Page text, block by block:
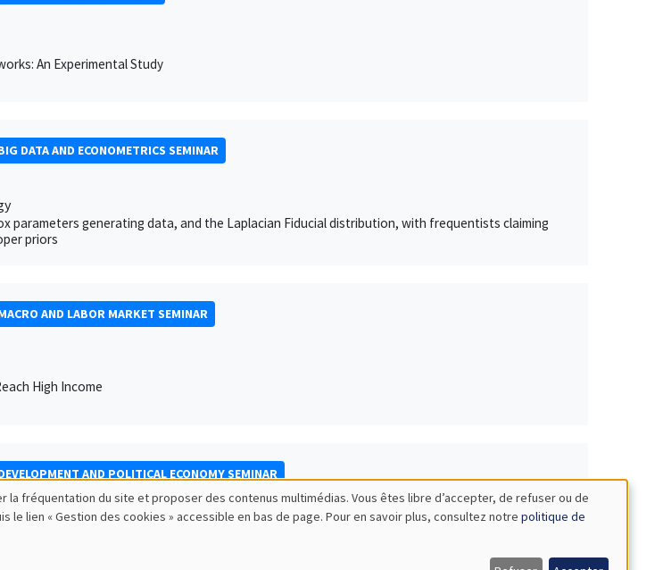
An Experimental Study
DATA AND ECONOMETRICS SEMINAR
parameters generating data, and the Laplacian Fiducial distribution, with frequentists claiming
priors
AND LABOR MARKET SEMINAR
High Income
AND POLITICAL ECONOMY SEMINAR
fréquentation du site et proposer des contenus multimédias. Vous êtes libre d’accepter, de refuser ou de
lien « Gestion des cookies » accessible en bas de page. Pour en savoir plus, consultez notre politique de